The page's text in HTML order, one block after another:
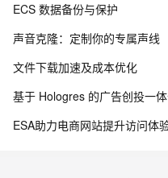
ECS 数据备份与保护
声音克隆：定制你的专属声线
文件下载加速及成本优化
基于 Hologres 的广告创投一
ESA助力电商网站提升访问体